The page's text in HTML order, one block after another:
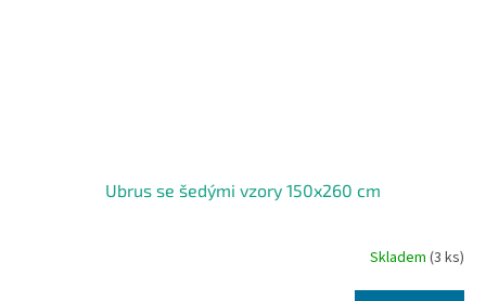
Ubrus se šedými vzory 150x260 cm
Skladem (3 ks)